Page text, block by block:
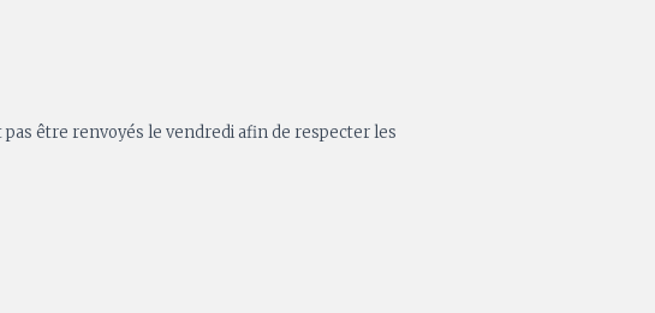
être renvoyés le vendredi afin de respecter les